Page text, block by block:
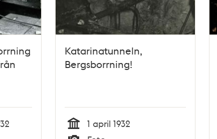
Katarinatunneln,
Bergsborrning!
Tid
1 april 1932